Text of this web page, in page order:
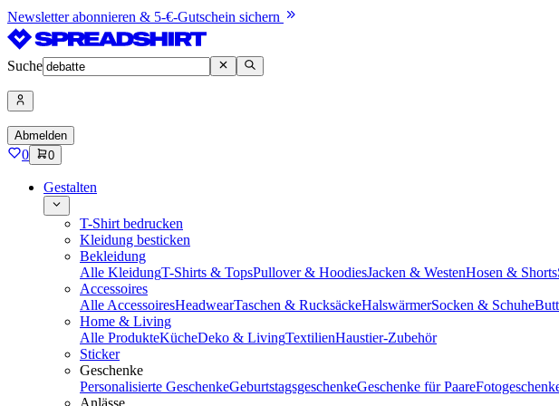
Newsletter abonnieren & 5-€-Gutschein sichern
Suche
Abmelden
0 0
Gestalten
T-Shirt bedrucken
Kleidung besticken
Bekleidung
Alle KleidungT-Shirts & TopsPullover & HoodiesJacken & WestenHosen & Shorts
Accessoires
Alle AccessoiresHeadwearTaschen & RucksäckeHalswärmerSocken & Schuhe
Home & Living
Alle ProdukteKücheDeko & LivingTextilienHaustier-Zubehör
Sticker
Geschenke
Personalisierte GeschenkeGeburtstagsgeschenkeGeschenke für Paare